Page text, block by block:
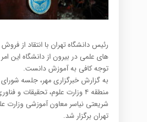
رئیس دانشگاه تهران با انتقاد از
های علمی در بیرون از دانشگاه این
توجه کافی به آموزش دانست.
به گزارش خبرگزاری مهر، جلسه
منطقه ۴ وزارت علوم، تحقیقات و
شریعتی نیاسر معاون آموزشی وزارت
تهران برگزار شد.